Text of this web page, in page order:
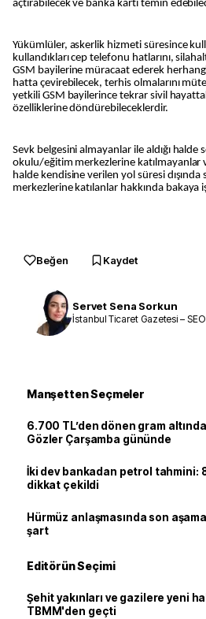
açtırabilecek ve banka kartı temin
Yükümlüler, askerlik hizmeti süresince
kullandıkları cep telefonu hatlarını,
GSM bayilerine müracaat ederek
hatta çevirebilecek, terhis olmalarını
yetkili GSM bayilerince tekrar sivil
özelliklerine döndürebileceklerdir.
Sevk belgesini almayanlar ile aldığı halde
okulu/eğitim merkezlerine katılmayanlar
halde kendisine verilen yol süresi dışında
merkezlerine katılanlar hakkında bakaya
Beğen Kaydet
Servet Sena Sorkun
İstanbul Ticaret Gazetesi –
Manşetten Seçmeler
6.700 TL’den dönen gram
Gözler Çarşamba gününde
İki dev bankadan petrol tahmini:
dikkat çekildi
Hürmüz anlaşmasında son
şart
Editörün Seçimi
Şehit yakınları ve gazilere yeni
TBMM'den geçti